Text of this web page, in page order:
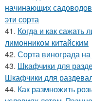
начинающих
эти сорта
41. Когда и как сажать
лимонником китайским
42. Сорта винограда
43. Шкафчики для
Шкафчики для
44. Как размножить